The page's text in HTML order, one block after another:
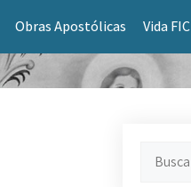
Obras Apostólicas Vida FIC
Buscar: